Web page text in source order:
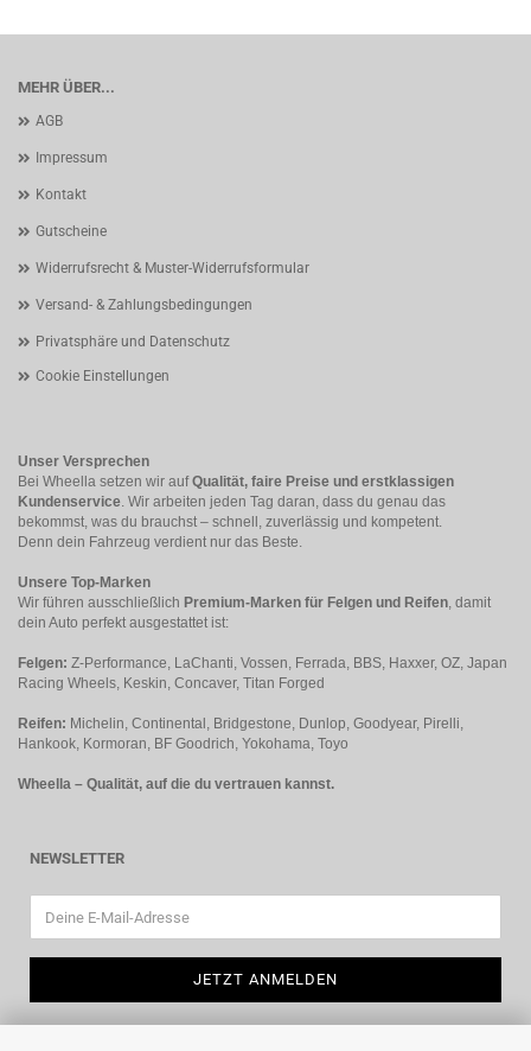
MEHR ÜBER...
AGB
Impressum
Kontakt
Gutscheine
Widerrufsrecht & Muster-Widerrufsformular
Versand- & Zahlungsbedingungen
Privatsphäre und Datenschutz
Cookie Einstellungen
Unser Versprechen
Bei Wheella setzen wir aufQualität, faire Preise und erstklassigen
Kundenservice. Wir arbeiten jeden Tag daran, dass du genau das
bekommst, was du brauchst – schnell, zuverlässig und kompetent.
Denn dein Fahrzeug verdient nur das Beste.
Unsere Top-Marken
Wir führen ausschließlich Premium-Marken für Felgen und Reifen, damit
dein Auto perfekt ausgestattet ist:
Felgen: Z-Performance, LaChanti, Vossen, Ferrada, BBS, Haxxer, OZ, Japan
Racing Wheels, Keskin, Concaver, Titan Forged
Reifen: Michelin, Continental, Bridgestone, Dunlop, Goodyear, Pirelli,
Hankook, Kormoran, BF Goodrich, Yokohama, Toyo
Wheella – Qualität, auf die du vertrauen kannst.
NEWSLETTER